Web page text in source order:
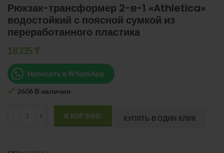
Рюкзак-трансформер 2-в-1 «Athletica»
водостойкий с поясной сумкой из
переработанного пластика
18335 ₸
Написать в WhatsApp
2606 В наличии
В КОРЗИНУ КУПИТЬ В ОДИН КЛИК